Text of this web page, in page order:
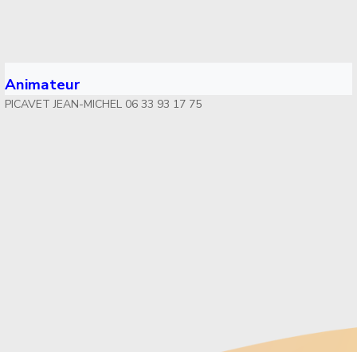
Animateur
PICAVET JEAN-MICHEL 06 33 93 17 75